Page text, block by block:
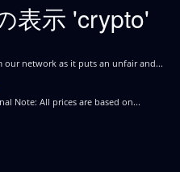
表示 'crypto'
network as it puts an unfair and...
Note: All prices are based on...